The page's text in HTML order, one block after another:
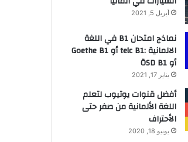
أبريل 5, 2021
نماذج امتحان B1 في اللغة
الالمانية :telc B1 أو Goethe B1
أو ÖSD B1
يناير 17, 2021
أفضل قنوات يوتيوب لتعلم
اللغة الألمانية من صفر حتى
الأحتراف
يونيو 18, 2020